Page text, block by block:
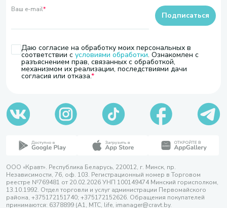
Ваш e-mail*
Даю согласие на обработку моих персональных в
соответствии с условиями обработки. Ознакомлен с
разъяснением прав, связанных с обработкой,
механизмом их реализации, последствиями дачи
согласия или отказа.
Подписаться
ООО «Кравт». Республика Беларусь, 220012, г. Минск, пр.
Независимости, 76, оф. 103. Регистрационный номер в Торговом
реестре №769481 от 20.02.2026 УНП 100149474 Минский горисполком,
13.10.1992. Отдел торговли и услуг администрации Первомайского
района, +375172151740; +375172152626. Обращения покупателей
принимаются: 6378899 (А1, МТС, life, imanager@cravt.by.